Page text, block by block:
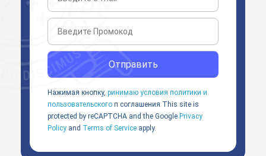
Отправить
Нажимая кнопку, ринимаю условия политики и
пользовательского п соглашения This site is
protected by reCAPTCHA and the Google Privacy
Policy and Terms of Service apply.